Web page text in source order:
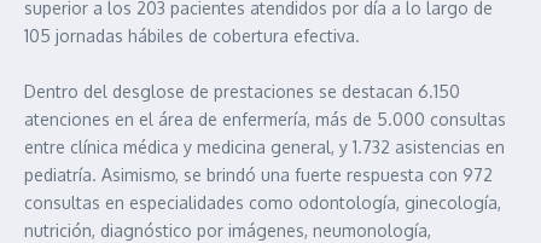
superior a los 203 pacientes atendidos por día a lo largo de
105 jornadas hábiles de cobertura efectiva.
Dentro del desglose de prestaciones se destacan 6.150
atenciones en el área de enfermería, más de 5.000 consultas
entre clínica médica y medicina general, y 1.732 asistencias en
pediatría. Asimismo, se brindó una fuerte respuesta con 972
consultas en especialidades como odontología, ginecología,
nutrición, diagnóstico por imágenes, neumonología,